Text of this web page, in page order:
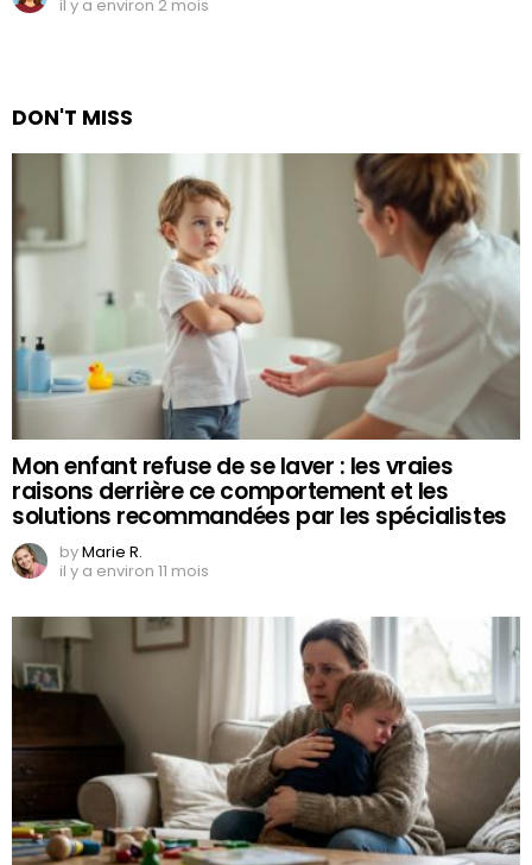
il y a environ 2 mois
DON'T MISS
Mon enfant refuse de se laver : les vraies
raisons derrière ce comportement et les
solutions recommandées par les spécialistes
byMarie R.
il y a environ 11 mois